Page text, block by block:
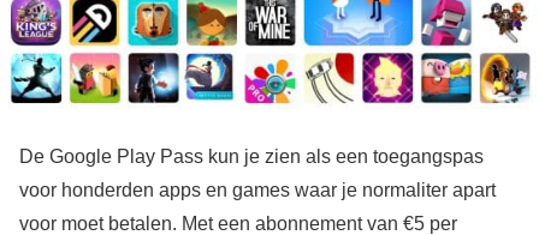
De Google Play Pass kun je zien als een toegangspas
voor honderden apps en games waar je normaliter apart
voor moet betalen. Met een abonnement van €5 per